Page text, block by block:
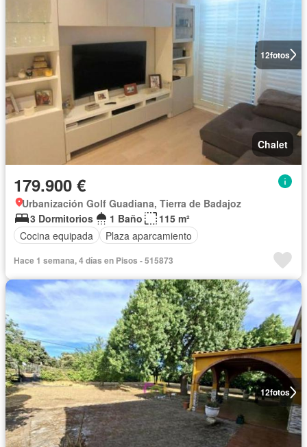
12fotos
Chalet
179.900 €
Urbanización Golf Guadiana, Tierra de Badajoz
3 Dormitorios
1 Baño
115 m²
Cocina equipada
Plaza aparcamiento
Hace 1 semana, 4 días en Pisos - 515873
12fotos